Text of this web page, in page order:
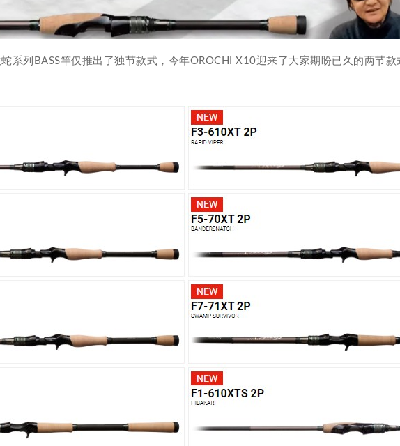
系列BASS竿仅推出了独节款式，今年OROCHI X10迎来了大家期盼已久的两节